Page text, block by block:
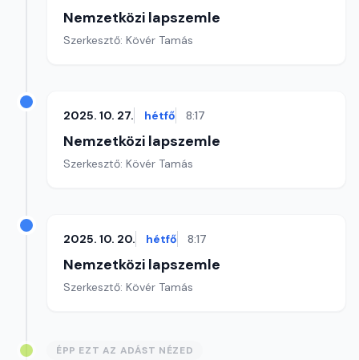
Nemzetközi lapszemle
Szerkesztő: Kövér Tamás
2025. 10. 27. hétfő 8:17
Nemzetközi lapszemle
Szerkesztő: Kövér Tamás
2025. 10. 20. hétfő 8:17
Nemzetközi lapszemle
Szerkesztő: Kövér Tamás
ÉPP EZT AZ ADÁST NÉZED